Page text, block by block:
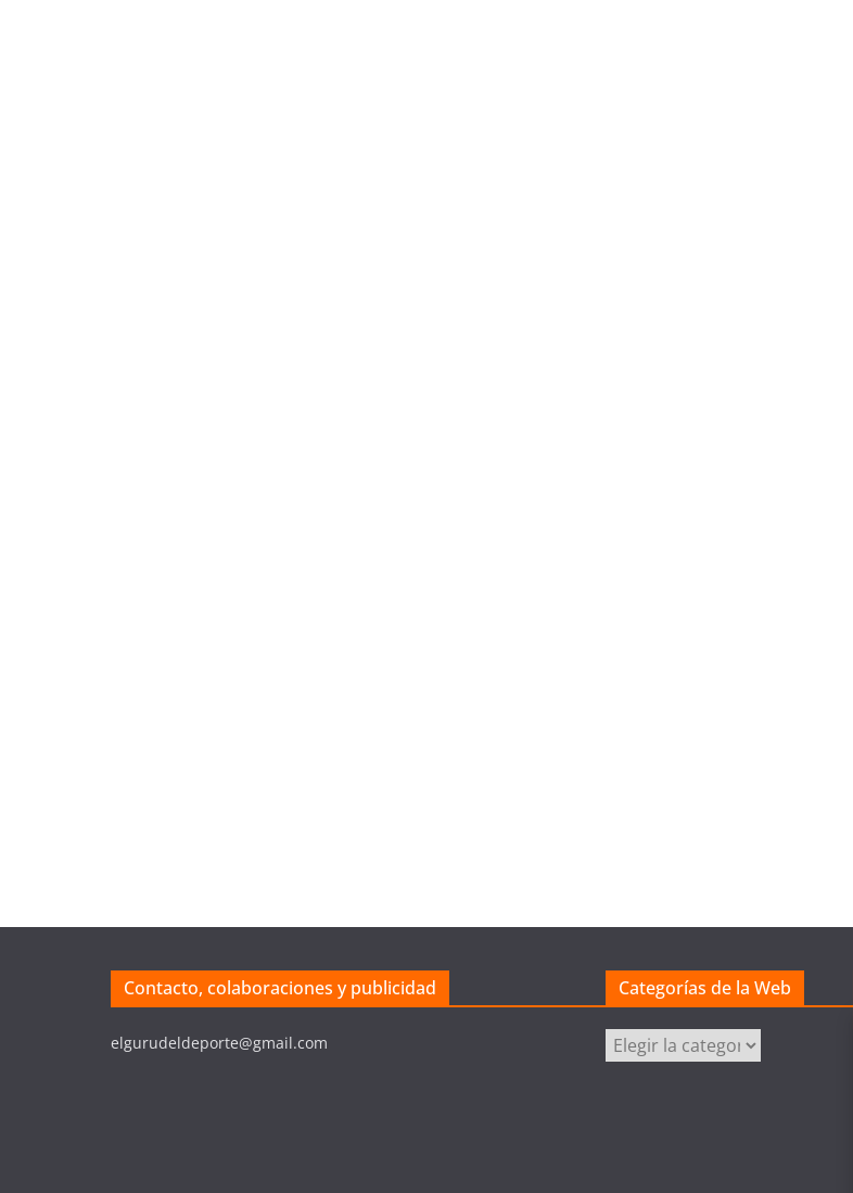
Contacto, colaboraciones y publicidad
elgurudeldeporte@gmail.com
Categorías de la Web
Categorías